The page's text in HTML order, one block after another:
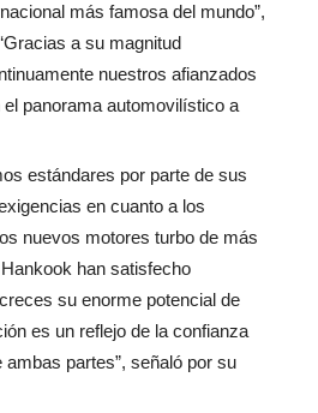
más famosa del mundo”,
a su magnitud
nuestros afianzados
panorama automovilístico a
estándares por parte de sus
en cuanto a los
nuevos motores turbo de más
han satisfecho
su enorme potencial de
es un reflejo de la confianza
partes”, señaló por su